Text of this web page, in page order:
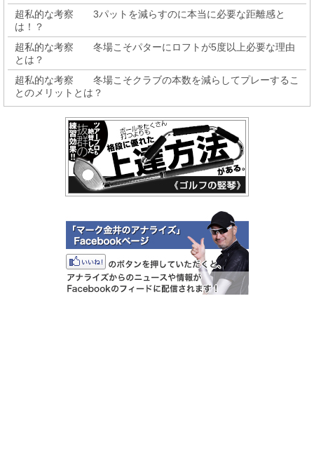
超私的な考察 3パットを減らすのに本当に必要な距離感と
は！？
超私的な考察 冬場こそパターにロフトが5度以上必要な理由
とは？
超私的な考察 冬場こそクラブの本数を減らしてプレーするこ
とのメリットとは？